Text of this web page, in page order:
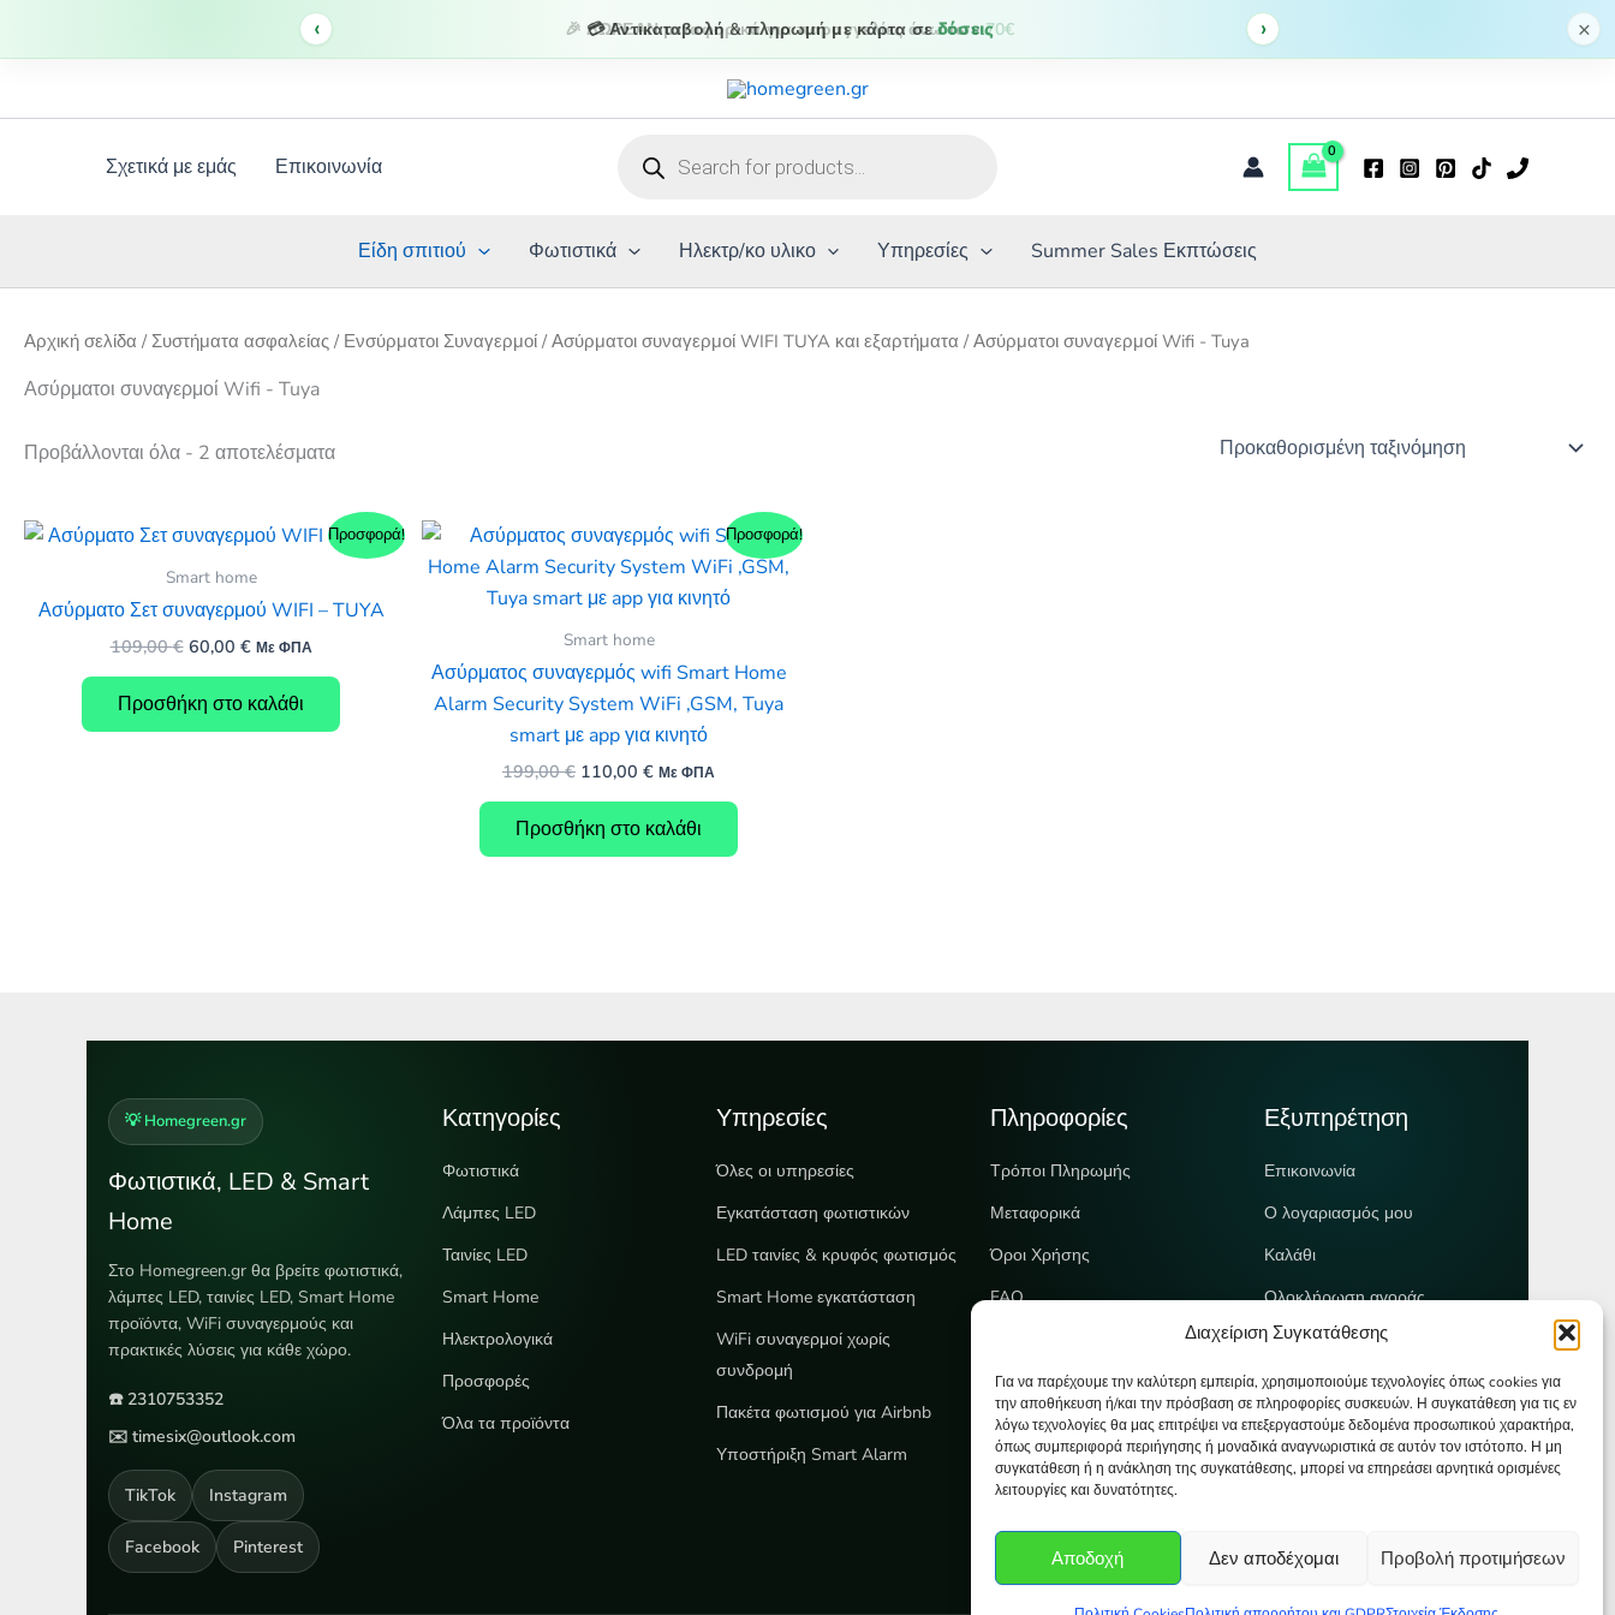
Διαχείριση Συγκατάθεσης
Για να παρέχουμε την καλύτερη εμπειρία, χρησιμοποιούμε τεχνολογίες όπως cookies για
την αποθήκευση ή/και την πρόσβαση σε πληροφορίες συσκευών. Η συγκατάθεση για τις εν
λόγω τεχνολογίες θα μας επιτρέψει να επεξεργαστούμε δεδομένα προσωπικού χαρακτήρα,
όπως συμπεριφορά περιήγησης ή μοναδικά αναγνωριστικά σε αυτόν τον ιστότοπο. Η μη
συγκατάθεση ή η ανάκληση της συγκατάθεσης, μπορεί να επηρεάσει αρνητικά ορισμένες
λειτουργίες και δυνατότητες.
Αποδοχή Δεν αποδέχομαι Προβολή προτιμήσεων
‹ 💳 Αντικαταβολή & πληρωμή με κάρτα σεδόσεις › ×
Σχετικά με εμάς
Επικοινωνία
search
Είδη σπιτιού Φωτιστικά Ηλεκτρ/κο υλικο Υπηρεσίες Summer Sales Εκπτώσεις
Αρχική σελίδα /Συστήματα ασφαλείας / Ενσύρματοι Συναγερμοί /Ασύρματοι συναγερμοί WIFI TUYA και εξαρτήματα / Ασύρματοι συναγερμοί Wifi - Tuya
Ασύρματοι συναγερμοί Wifi - Tuya
Προβάλλονται όλα - 2 αποτελέσματα
Προσφορά!
Smart home
Ασύρματο Σετ συναγερμού WIFI – TUYA
109,00€ Original
109,00 €.
60,00 €Η
τιμή
είναι:
60,00 €.
Με ΦΠΑ
Προσθήκη στο καλάθι
Προσφορά!
Smart home
Ασύρματος συναγερμός wifi Smart Home
Alarm Security System WiFi ,GSM, Tuya
smart με app για κινητό
199,00€ Original
was:
199,00 €.
110,00 €Η
τιμή
είναι:
110,00 €.
Με ΦΠΑ
Προσθήκη στο καλάθι
💡 Homegreen.gr
Φωτιστικά, LED & Smart
Home
Στο Homegreen.gr θα βρείτε φωτιστικά,
λάμπες LED, ταινίες LED, Smart Home
προϊόντα, WiFi συναγερμούς και
πρακτικές λύσεις για κάθε χώρο.
☎️ 2310753352
✉️ timesix@outlook.com
TikTok Instagram
Facebook Pinterest
Κατηγορίες
Φωτιστικά
Λάμπες LED
Ταινίες LED
Smart Home
Ηλεκτρολογικά
Προσφορές
Όλα τα προϊόντα
Υπηρεσίες
Όλες οι υπηρεσίες
Εγκατάσταση φωτιστικών
LED ταινίες & κρυφός φωτισμός
Smart Home εγκατάσταση
WiFi συναγερμοί χωρίς
συνδρομή
Πακέτα φωτισμού για Airbnb
Υποστήριξη Smart Alarm
Πληροφορίες
Τρόποι Πληρωμής
Μεταφορικά
Όροι Χρήσης
FAQ
Εξυπηρέτηση
Επικοινωνία
Ο λογαριασμός μου
Καλάθι
Ολοκλήρωση αγοράς
Πολιτική Απορρήτου
Πολιτική Cookies
Επιστροφές προϊόντων